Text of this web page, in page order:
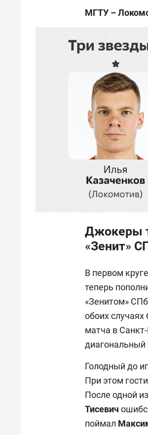
МГТУ –
Джокеры
«Зенит»
В первом
теперь
«Зенитом»
обоих
матча в
диагональный
Голодный до
При этом
После одной
Тисевич
поймал